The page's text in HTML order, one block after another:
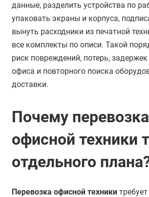
данные, разделить устройства по
упаковать экраны и корпуса,
вынуть расходники из печатной
все комплекты по описи. Такой
риск повреждений, потерь,
офиса и повторного поиска
доставки.
Почему перевозка
офисной техники
отдельного
Перевозка офисной техники